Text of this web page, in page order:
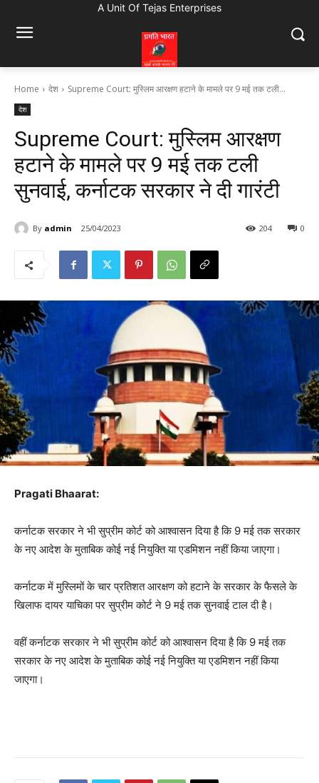
A Unit Of Tejas Enterprises
Home देश Supreme Court: मुस्लिम आरक्षण हटाने के मामले पर 9 मई तक टली...
देश
Supreme Court: मुस्लिम आरक्षण
हटाने के मामले पर 9 मई तक टली
सुनवाई, कर्नाटक सरकार ने दी गारंटी
By admin 25/04/2023 0
204
Pragati Bhaarat:
कर्नाटक सरकार ने भी सुप्रीम कोर्ट को आश्वासन दिया है कि 9 मई तक सरकार
के नए आदेश के मुताबिक कोई नई नियुक्ति या एडमिशन नहीं किया जाएगा।
कर्नाटक में मुस्लिमों के चार प्रतिशत आरक्षण को हटाने के सरकार के फैसले के
खिलाफ दायर याचिका पर सुप्रीम कोर्ट ने 9 मई तक सुनवाई टाल दी है।
वहीं कर्नाटक सरकार ने भी सुप्रीम कोर्ट को आश्वासन दिया है कि 9 मई तक
सरकार के नए आदेश के मुताबिक कोई नई नियुक्ति या एडमिशन नहीं किया
जाएगा।